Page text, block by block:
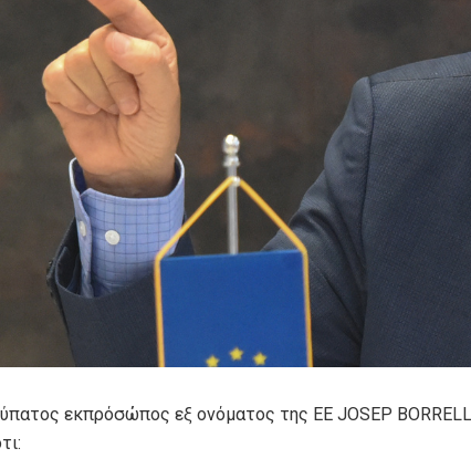
εκπρόσώπος εξ ονόματος της ΕΕ JOSEP